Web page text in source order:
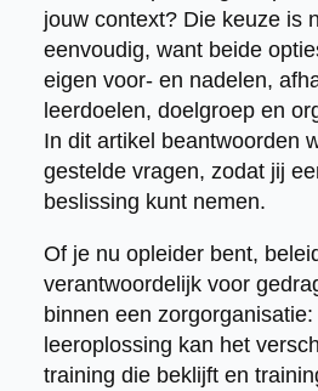
jouw context? Die keuze is
eenvoudig, want beide
eigen voor- en nadelen,
leerdoelen, doelgroep en
In dit artikel beantwoorden
gestelde vragen, zodat jij
beslissing kunt nemen.
Of je nu opleider bent,
verantwoordelijk voor
binnen een
leeroplossing kan het
training die beklijft en